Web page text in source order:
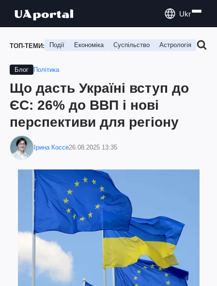
Ukr
ТОП-ТЕМИ: Події Економіка Суспільство Астрологія
Блог Політика
Що дасть Україні вступ до
ЄС: 26% до ВВП і нові
перспективи для регіону
Ірина Коссе26.08.2025 13:35